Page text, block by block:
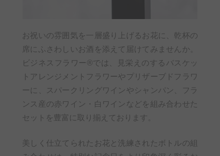
お祝いの雰囲気を一層盛り上げるお花に、乾杯の
席にふさわしいお酒を添えて届けてみませんか。
ビジネスフラワー®では、見栄えのするバスケッ
トアレンジメントフラワーやプリザーブドフラワ
ーに、スパークリングワインやシャンパン、フラ
ンス産の赤ワイン・白ワインなどを組み合わせた
セットを豊富に取り揃えております。
美しく仕立てられたお花と洗練されたボトルの組